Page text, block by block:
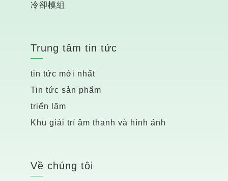
冷卻模組
Trung tâm tin tức
tin tức mới nhất
Tin tức sản phẩm
triển lãm
Khu giải trí âm thanh và hình ảnh
Về chúng tôi